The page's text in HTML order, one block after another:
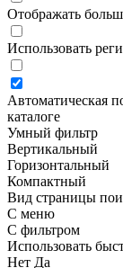
Отображать
Использовать
Автоматическая
каталоге
Умный фильтр
Вертикальный
Горизонтальный
Компактный
Вид страницы
С меню
С фильтром
Использовать
Нет Да